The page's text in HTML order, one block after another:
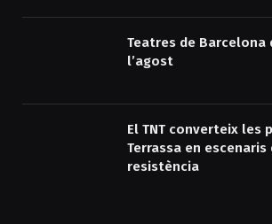
Teatres de Barcelona
l’agost
El TNT converteix les
Terrassa en escenaris
resistència